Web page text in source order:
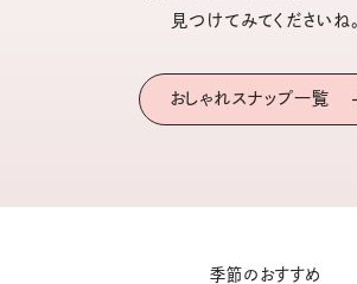
見つけてみてくださいね。
おしゃれスナップ一覧
季節のおすすめ